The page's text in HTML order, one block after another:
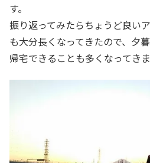
す。
振り返ってみたらちょうど良い
も大分長くなってきたので、夕
帰宅できることも多くなってきま